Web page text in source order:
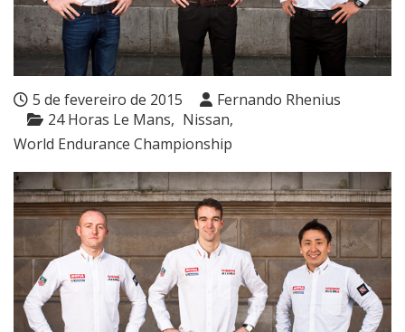
5 de fevereiro de 2015
Fernando Rhenius
24 Horas Le Mans
Nissan
World Endurance Championship